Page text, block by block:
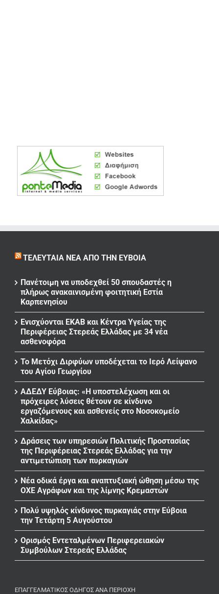
ΤΕΛΕΥΤΑΊΑ ΝΈΑ ΑΠΌ ΤΗΝ ΕΎΒΟΙΑ
Πανέτοιμη να υποδεχθεί 50 σπουδαστές η
πλήρως ανακαινισμένη φοιτητική Εστία
Καρπενησίου
Ενισχύονται ΕΚΑΒ και Κέντρα Υγείας της
Περιφέρειας Στερεάς Ελλάδας με 34 νέα
ασθενοφόρα
Το Μετόχι Διρφύων υποδέχεται το Ιερό Λείψανο
του Αγίου Γεωργίου
ΑΔΕΔΥ Εύβοιας: «Η υποστελέχωση και οι
πρόχειρες λύσεις θέτουν σε κίνδυνο
εργαζόμενους και ασθενείς στο Νοσοκομείο
Χαλκίδας»
Δράσεις των υπηρεσιών Πολιτικής Προστασίας
της Περιφέρειας Στερεάς Ελλάδας για την
αντιμετώπιση των πυρκαγιών
Νέα οδικά έργα και αναπτυξιακή ώθηση μέσω της
ΟΧΕ Αγράφων και της λίμνης Κρεμαστών
Πολύ υψηλός κίνδυνος πυρκαγιάς στην Εύβοια
την Τετάρτη 5 Αυγούστου
Ορισμός Εντεταλμένων Περιφερειακών
Συμβούλων Στερεάς Ελλάδας
ΕΠΑΓΓΕΛΜΑΤΙΚΌΣ ΟΔΗΓΌΣ ΑΝΆ ΠΕΡΙΟΧΉ